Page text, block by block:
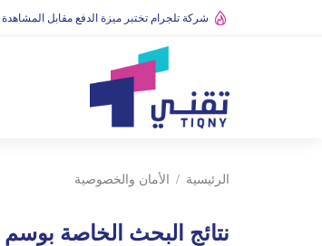
شركة تلجرام تختبر ميزة الدفع مقابل المشاهدة
الرئيسية الأمان والخصوصية
نتائج البحث الخاصة بوسم